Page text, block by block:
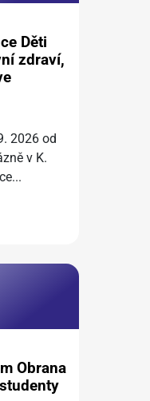
Děti
zdraví,
2026 od
v K.
...
Obrana